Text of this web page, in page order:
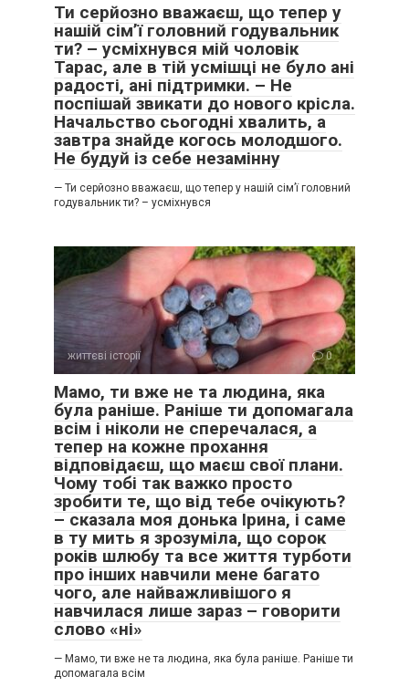
Ти серйозно вважаєш, що тепер у
нашій сім’ї головний годувальник
ти? – усміхнувся мій чоловік
Тарас, але в тій усмішці не було ані
радості, ані підтримки. – Не
поспішай звикати до нового крісла.
Начальство сьогодні хвалить, а
завтра знайде когось молодшого.
Не будуй із себе незамінну
— Ти серйозно вважаєш, що тепер у нашій сім’ї головний
годувальник ти? – усміхнувся
життєві історії 0
Мамо, ти вже не та людина, яка
була раніше. Раніше ти допомагала
всім і ніколи не сперечалася, а
тепер на кожне прохання
відповідаєш, що маєш свої плани.
Чому тобі так важко просто
зробити те, що від тебе очікують?
– сказала моя донька Ірина, і саме
в ту мить я зрозуміла, що сорок
років шлюбу та все життя турботи
про інших навчили мене багато
чого, але найважливішого я
навчилася лише зараз – говорити
слово «ні»
— Мамо, ти вже не та людина, яка була раніше. Раніше ти
допомагала всім